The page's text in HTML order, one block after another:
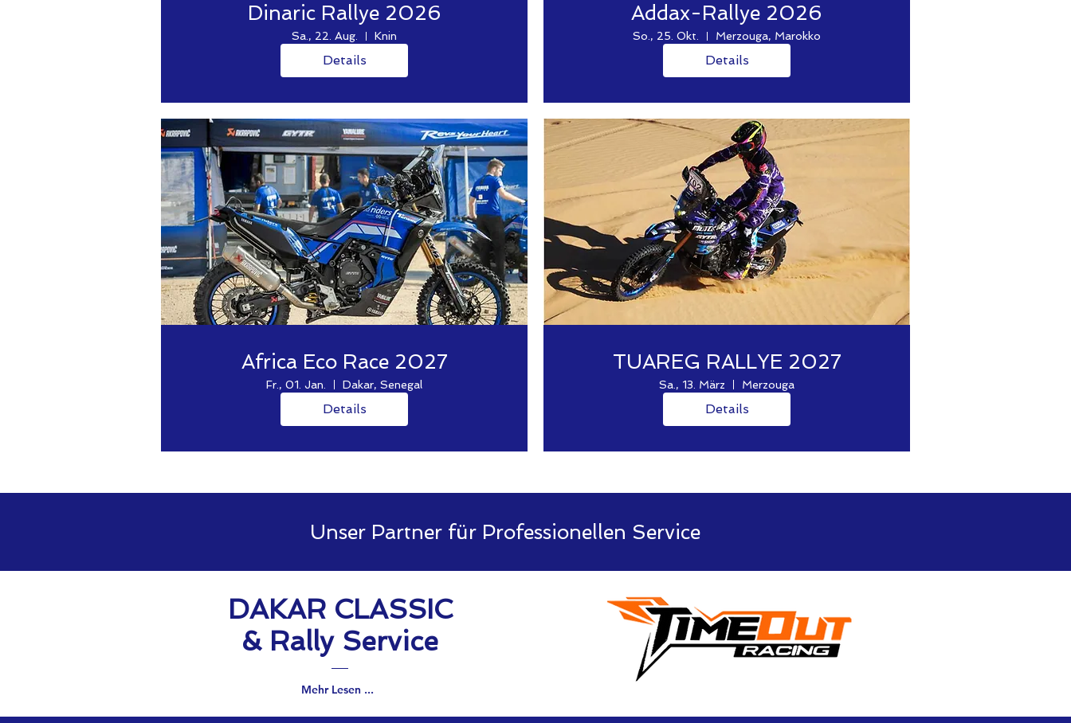
Dinaric Rallye 2026
Sa., 22. Aug. Knin
Details
Addax-Rallye 2026
So., 25. Okt. Merzouga, Marokko
Details
Africa Eco Race 2027
Fr., 01. Jan. Dakar, Senegal
Details
TUAREG RALLYE 2027
Sa., 13. März Merzouga
Details
Unser Partner für Professionellen Service
DAKAR CLASSIC
& Rally Service
Mehr Lesen ...